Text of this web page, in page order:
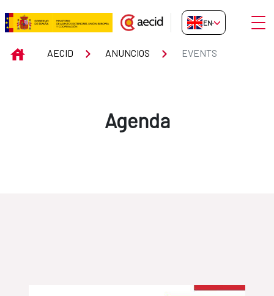
Skip to Main Content
Events
EN-GB
INICIOAECID ANUNCIOS EVENTS
Agenda